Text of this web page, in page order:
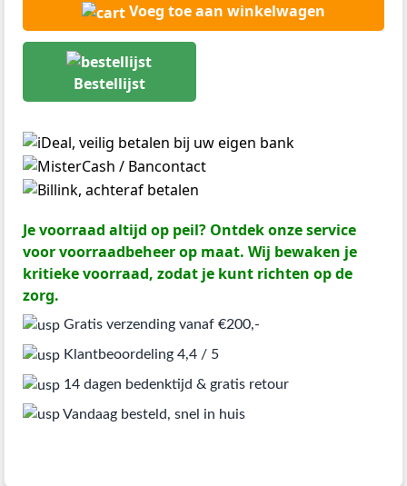
Voeg toe aan winkelwagen
Bestellijst
Je voorraad altijd op peil? Ontdek onze service
voor voorraadbeheer op maat. Wij bewaken je
kritieke voorraad, zodat je kunt richten op de
zorg.
Gratis verzending vanaf €200,-
Klantbeoordeling 4,4 / 5
14 dagen bedenktijd & gratis retour
Vandaag besteld, snel in huis